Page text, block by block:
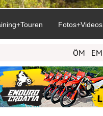
Fotos+Videos
ÖM EM